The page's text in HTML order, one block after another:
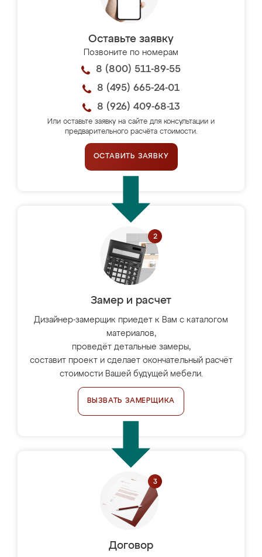
Оставьте заявку
Позвоните по номерам
8 (800) 511-89-55
8 (495) 665-24-01
8 (926) 409-68-13
Или оставьте заявку на сайте для консультации и
предварительного расчёта стоимости.
ОСТАВИТЬ ЗАЯВКУ
Замер и расчет
Дизайнер-замерщик приедет к Вам с каталогом
материалов,
проведёт детальные замеры,
составит проект и сделает окончательный расчёт
стоимости Вашей будущей мебели.
ВЫЗВАТЬ ЗАМЕРЩИКА
Договор